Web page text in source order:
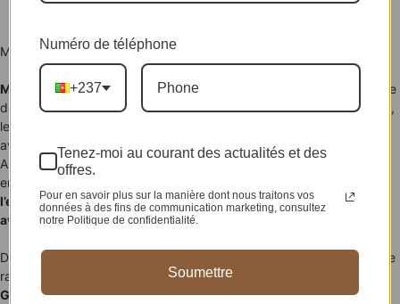
Mme BIBOUM
MTN Cameroonse distingue également par la recherche constante
de la parité parfaite entre hommes et femmes. En quelques années,
les chiffres sont passés de
avec
un exécutif composé de 50% de femmes
A
MTN CAMEROON
embauchés dans le cadre du programme
l’emploi(FNE ), dont231toujours actifs au sein de la société e
avec des contrats permanents avec MTN Cameroon
De belles statistiques qui ont permis à la filiale MTN CAMEROON
de
rafler jusqu’à
lors des activités organisées par le
Groupe MTNà l’occasion de son 30e anniversaire.
Numéro de téléphone
+237
Tenez-moi au courant des actualités et des
offres.
Pour en savoir plus sur la manière dont nous traitons vos
données à des fins de communication marketing, consultez
notre Politique de confidentialité.
Soumettre